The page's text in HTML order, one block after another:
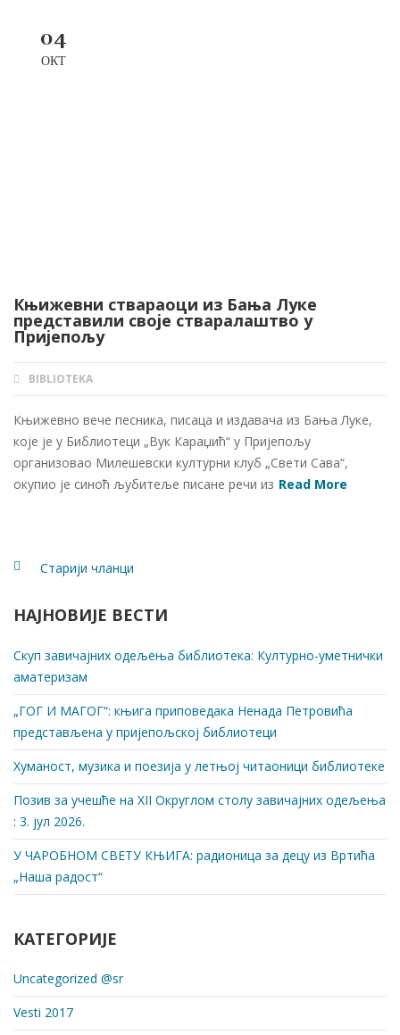
04
ОКТ
Књижевни ствараоци из Бања Луке
представили своје стваралаштво у
Пријепољу
AUTHOR
BIBLIOTEKA
Књижевно вече песника, писаца и издавача из Бања Луке,
које је у Библиотеци „Вук Караџић“ у Пријепољу
организовао Милешевски културни клуб „Свети Сава“,
окупио је синоћ љубитеље писане речи из Read More
Кретање
чланака
Старији чланци
НАЈНОВИЈЕ ВЕСТИ
Скуп завичајних одељења библиотека: Културно-уметнички
аматеризам
„ГОГ И МАГОГ“: књига приповедака Ненада Петровића
представљена у пријепољској библиотеци
Хуманост, музика и поезија у летњој читаоници библиотеке
Позив за учешће на XII Округлом столу завичајних одељења
: 3. јул 2026.
У ЧАРОБНОМ СВЕТУ КЊИГА: радионица за децу из Вртића
„Наша радост“
КАТЕГОРИЈЕ
Uncategorized @sr
Vesti 2017